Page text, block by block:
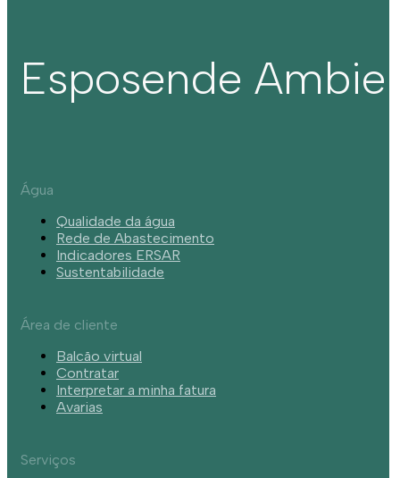
Esposende
Água
Qualidade da água
Rede de Abastecimento
Indicadores ERSAR
Sustentabilidade
Área de cliente
Balcão virtual
Contratar
Interpretar a minha fatura
Avarias
Serviços